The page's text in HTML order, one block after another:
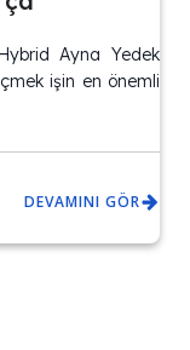
Ayna Yedek
işin en önemli
DEVAMINI GÖR